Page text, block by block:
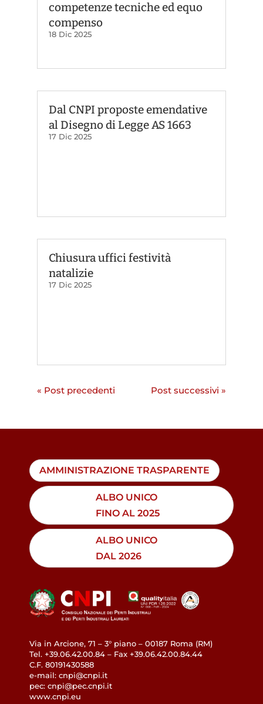
competenze tecniche ed equo
compenso
18 Dic 2025
Dal CNPI proposte emendative
al Disegno di Legge AS 1663
17 Dic 2025
Chiusura uffici festività
natalizie
17 Dic 2025
« Post precedenti Post successivi »
AMMINISTRAZIONE TRASPARENTE
ALBO UNICO
FINO AL 2025
ALBO UNICO
DAL 2026
Via in Arcione, 71 – 3° piano – 00187 Roma (RM)
Tel. +39.06.42.00.84 – Fax +39.06.42.00.84.44
C.F. 80191430588
e-mail: cnpi@cnpi.it
pec: cnpi@pec.cnpi.it
www.cnpi.eu